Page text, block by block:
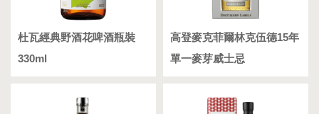
杜瓦經典野酒花啤酒瓶裝
330ml
高登麥克菲爾林克伍德15年
單一麥芽威士忌